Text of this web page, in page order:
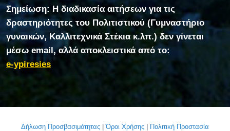
Σημείωση: Η διαδικασία αιτήσεων για τις
δραστηριότητες του Πολιτιστικού (Γυμναστήριο
γυναικών, Καλλιτεχνικά Στέκια κ.λπ.) δεν γίνεται
μέσω email, αλλά αποκλειστικά από το:
e-ypiresies
Δήλωση Προσβασιμότητας |Όροι Χρήσης | Πολιτική Προστασία